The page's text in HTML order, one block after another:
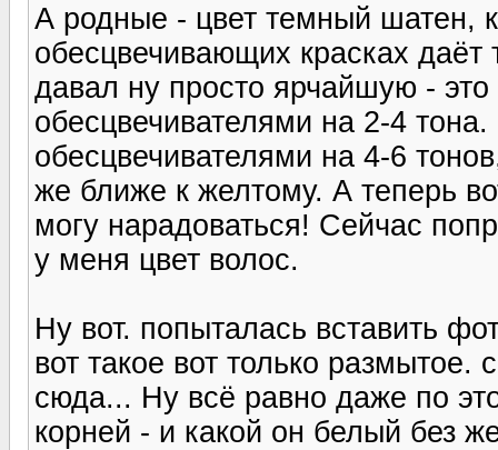
А родные - цвет темный шатен,
обесцвечивающих красках
давал ну просто ярчайшую -
обесцвечивателями на 2-4
обесцвечивателями на 4-6
же ближе к желтому. А теперь
могу нарадоваться! Сейчас
у меня цвет волос.
Ну вот. попыталась вставить
вот такое вот только
сюда... Ну всё равно даже по
корней - и какой он белый без